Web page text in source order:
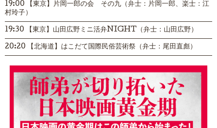
19:00 【東京】片岡一郎の会 その九（弁士：片岡一郎、楽士：江
村玲子）
19:30 【東京】山田広野ミニ活弁NIGHT（弁士：山田広野）
20:20 【北海道】はこだて国際民俗芸術祭（弁士：尾田直彪）